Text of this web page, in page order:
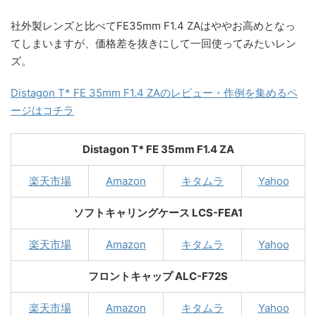
社外製レンズと比べてFE35mm F1.4 ZAはややお高めとなっ
てしまいますが、価格差を抜きにして一回使ってみたいレン
ズ。
Distagon T* FE 35mm F1.4 ZAのレビュー・作例を集めるペ
ージはコチラ
Distagon T* FE 35mm F1.4 ZA
楽天市場 Amazon キタムラ Yahoo
ソフトキャリングケース LCS-FEA1
楽天市場 Amazon キタムラ Yahoo
フロントキャップ ALC-F72S
楽天市場 Amazon キタムラ Yahoo